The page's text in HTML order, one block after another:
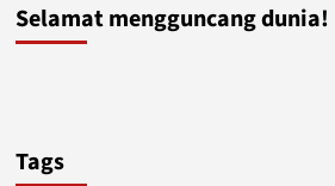
Selamat mengguncang dunia!
Tags